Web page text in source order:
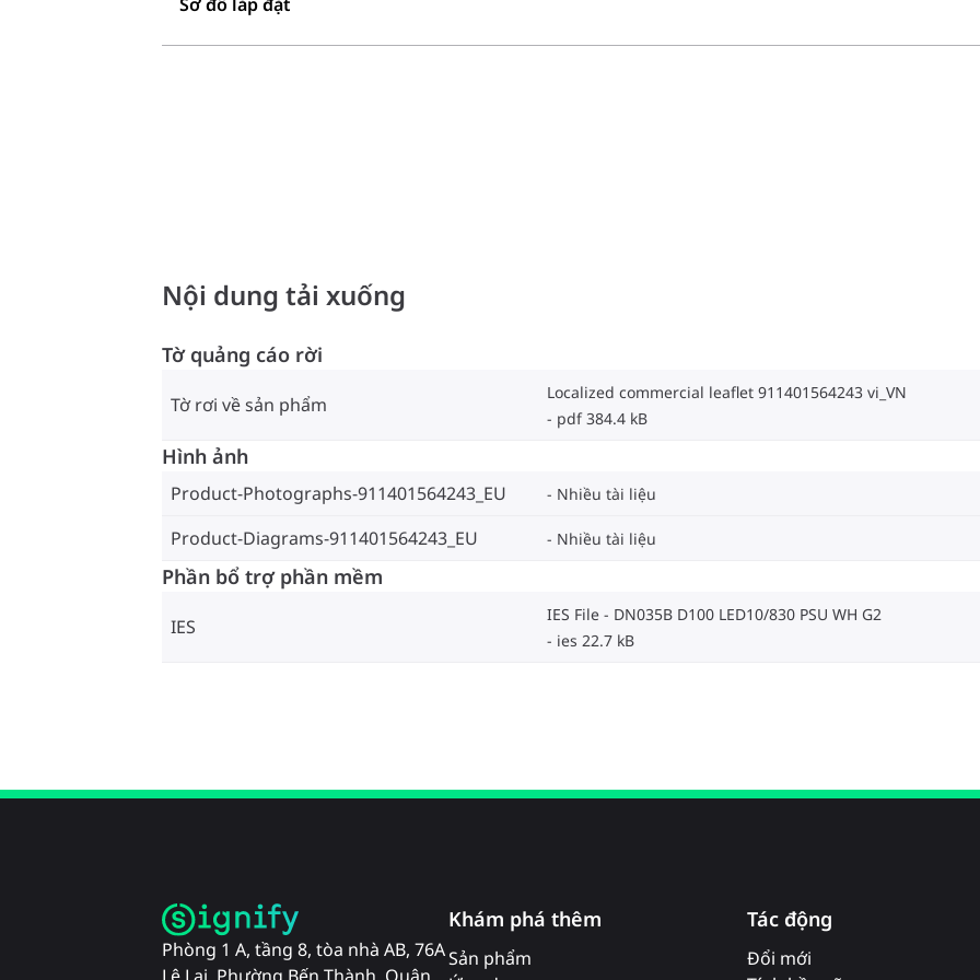
Nội dung tải xuống
Tờ quảng cáo rời
Tờ rơi về sản phẩm
Localized commercial leaflet 911401564243 vi_VN
pdf 384.4 kB
Hình ảnh
Product-Photographs-911401564243_EU Nhiều tài liệu
Product-Diagrams-911401564243_EU Nhiều tài liệu
Phần bổ trợ phần mềm
IES
IES File - DN035B D100 LED10/830 PSU WH G2
ies 22.7 kB
Phòng 1 A, tầng 8, tòa nhà AB, 76A
Khám phá thêm
Sản phẩm
Tác động
Đổi mới